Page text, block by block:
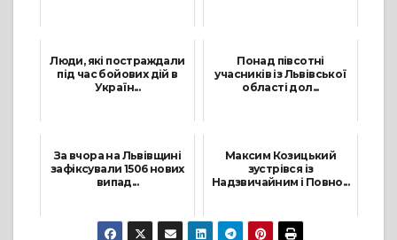
Люди, які постраждали
під час бойових дій в
Україн...
Понад півсотні
учасників із Львівської
області дол...
За вчора на Львівщині
зафіксували 1506 нових
випад...
28 Жовтня, 2021
Максим Козицький
зустрівся із
Надзвичайним і Повно...
17 Вересня, 2021